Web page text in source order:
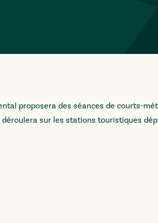
proposera des séances de courts-
sur les stations touristiques